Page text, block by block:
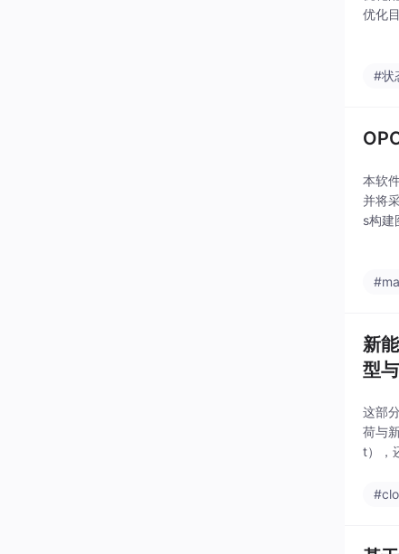
优化
#状
本软
并将
s构建
新
型
这部
荷与
t），